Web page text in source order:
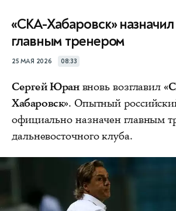
«СКА-Хабаровск»
главным тренером
25 МАЯ 2026 08:33
Сергей Юранвновь возглавил
Хабаровск». Опытный
официально назначен главным
дальневосточного клуба.